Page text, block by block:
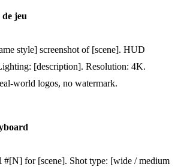
jeu
style] screenshot of [scene]. HUD
[description]. Resolution: 4K.
world logos, no watermark.
#[N] for [scene]. Shot type: [wide / medium